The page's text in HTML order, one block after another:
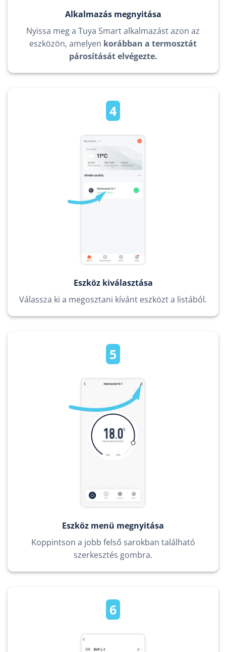
Alkalmazás megnyitása
Nyissa meg a Tuya Smart alkalmazást azon az
eszközön, amelyen korábban a termosztát
párosítását elvégezte.
4
Eszköz kiválasztása
Válassza ki a megosztani kívánt eszközt a listából.
5
Eszköz menü megnyitása
Koppintson a jobb felső sarokban található
szerkesztés gombra.
6